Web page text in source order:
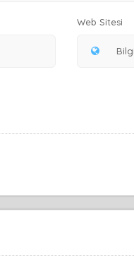
Web Sitesi